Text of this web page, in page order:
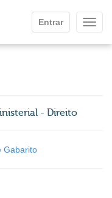
Entrar
- Direito
Gabarito